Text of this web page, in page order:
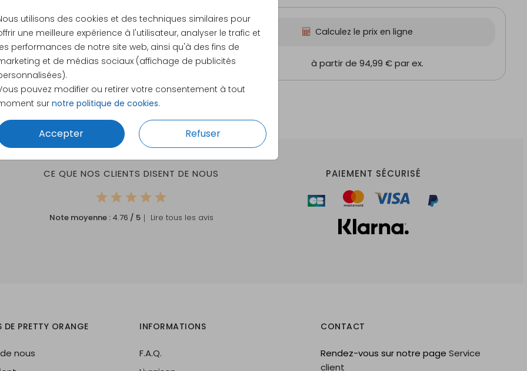
utilisons des cookies et des techniques similaires pour
une meilleure expérience à l'utilisateur, analyser le trafic et
performances de notre site web, ainsi qu'à des fins de
et de médias sociaux (affichage de publicités
pouvez modifier ou retirer votre consentement à tout
surnotre politique de cookies.
Accepter Refuser
Calculez le prix en ligne
101 × 101 cm à partir de 94,99 €par ex.
CE QUE NOS CLIENTS DISENT DE NOUS
Note moyenne : 4.76 / 5｜ Lire tous les avis
PAIEMENT SÉCURISÉ
DE PRETTY ORANGE
nous
INFORMATIONS
F.A.Q.
CONTACT
Rendez-vous sur notre page Service
client